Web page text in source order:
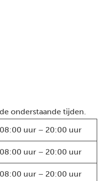
onderstaande tijden.
08:00 uur – 20:00 uur
08:00 uur – 20:00 uur
08:00 uur – 20:00 uur